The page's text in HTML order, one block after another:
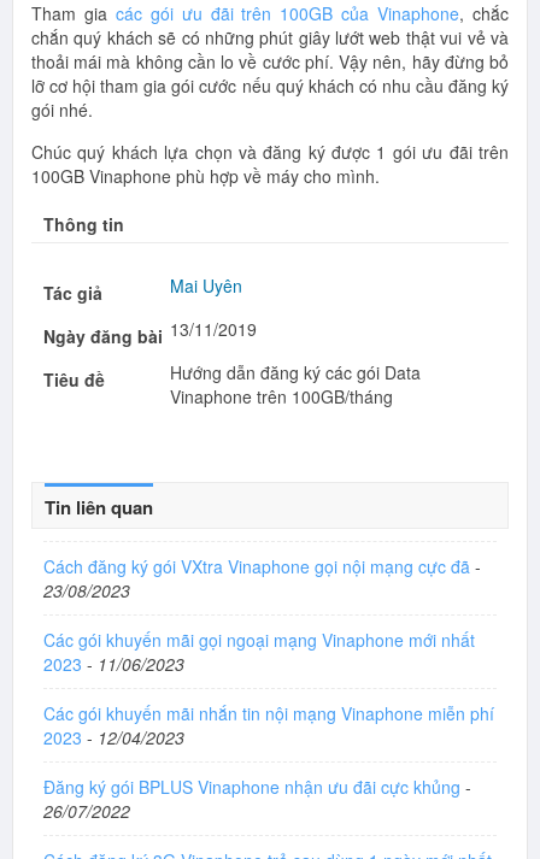
Tham gia các gói ưu đãi trên 100GB của Vinaphone, chắc
chắn quý khách sẽ có những phút giây lướt web thật vui vẻ và
thoải mái mà không cần lo về cước phí. Vậy nên, hãy đừng bỏ
lỡ cơ hội tham gia gói cước nếu quý khách có nhu cầu đăng ký
gói nhé.
Chúc quý khách lựa chọn và đăng ký được 1 gói ưu đãi trên
100GB Vinaphone phù hợp về máy cho mình.
Thông tin
Tác giả Mai Uyên
Ngày đăng bài 13/11/2019
Tiêu đề
Hướng dẫn đăng ký các gói Data
Vinaphone trên 100GB/tháng
Tin liên quan
Cách đăng ký gói VXtra Vinaphone gọi nội mạng cực đã -
23/08/2023
Các gói khuyến mãi gọi ngoại mạng Vinaphone mới nhất
2023 - 11/06/2023
Các gói khuyến mãi nhắn tin nội mạng Vinaphone miễn phí
2023 - 12/04/2023
Đăng ký gói BPLUS Vinaphone nhận ưu đãi cực khủng -
26/07/2022